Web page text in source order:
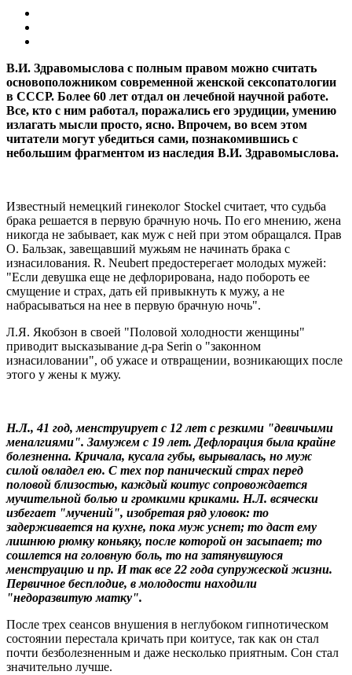
В.И. Здравомыслова с полным правом можно считать
основоположником современной женской сексопатологии
в СССР. Более 60 лет отдал он лечебной научной работе.
Все, кто с ним работал, поражались его эрудиции, умению
излагать мысли просто, ясно. Впрочем, во всем этом
читатели могут убедиться сами, познакомившись с
небольшим фрагментом из наследия В.И. Здравомыслова.
Известный немецкий гинеколог Stockel считает, что судьба
брака решается в первую брачную ночь. По его мнению, жена
никогда не забывает, как муж с ней при этом обращался. Прав
О. Бальзак, завещавший мужьям не начинать брака с
изнасилования. R. Neubert предостерегает молодых мужей:
"Если девушка еще не дефлорирована, надо побороть ее
смущение и страх, дать ей привыкнуть к мужу, а не
набрасываться на нее в первую брачную ночь".
Л.Я. Якобзон в своей "Половой холодности женщины"
приводит высказывание д-ра Serin о "законном
изнасиловании", об ужасе и отвращении, возникающих после
этого у жены к мужу.
Н.Л., 41 год, менструирует с 12 лет с резкими "девичьими
меналгиями". Замужем с 19 лет. Дефлорация была крайне
болезненна. Кричала, кусала губы, вырывалась, но муж
силой овладел ею. С тех пор панический страх перед
половой близостью, каждый коитус сопровождается
мучительной болью и громкими криками. Н.Л. всячески
избегает "мучений", изобретая ряд уловок: то
задерживается на кухне, пока муж уснет; то даст ему
лишнюю рюмку коньяку, после которой он засыпает; то
сошлется на головную боль, то на затянувшуюся
менструацию и пр. И так все 22 года супружеской жизни.
Первичное бесплодие, в молодости находили
"недоразвитую матку".
После трех сеансов внушения в неглубоком гипнотическом
состоянии перестала кричать при коитусе, так как он стал
почти безболезненным и даже несколько приятным. Сон стал
значительно лучше.